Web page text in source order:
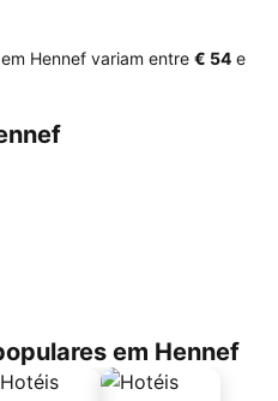
Hennef variam entre ‎€ 54 e
em Hennef